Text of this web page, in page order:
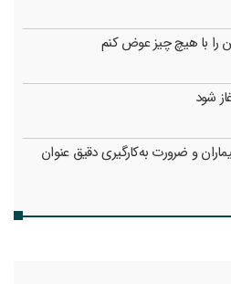
را با هیچ چیز عوض کنم
شود
و ضرورت به‌کارگیری دقیق عنوان